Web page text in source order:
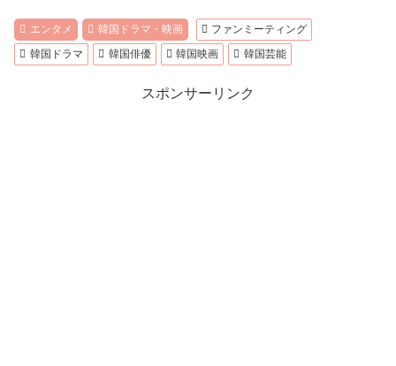
エンタメ 韓国ドラマ・映画
ファンミーティング
韓国ドラマ
韓国俳優 韓国映画 韓国芸能
スポンサーリンク